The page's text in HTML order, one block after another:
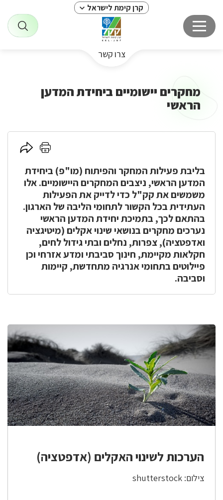
קרן קימת לישראל
צרו קשר
מחקרים יישומיים ביחידת המדען
הראשי
לחץ
להדפסה
לחץ
לשיתוף
בליבת פעילות המחקר והפיתוח (מו"פ) ביחידת
המדען הראשי, ניצבים המחקרים היישומיים. אלו
משמשים את קק"ל כדי לדייק את הפעילות
העתידית בכל הקשור לתחומי הליבה של הארגון.
בהתאם לכך, בתמיכת יחידת המדען הראשי
נערכים מחקרים בנושאי שינוי אקלים (מיטיגציה
ואדפטציה), צפרות, נחלים ובתי גידול לחים,
חקלאות מקיימת, חינוך סביבתי ומדע אזרחי וכן
פיילוטים בתחומי אנרגיה מתחדשת, קיימות
וסביבה.
הערכות לשינוי האקלים (אדפטציה)
צילום: shutterstock